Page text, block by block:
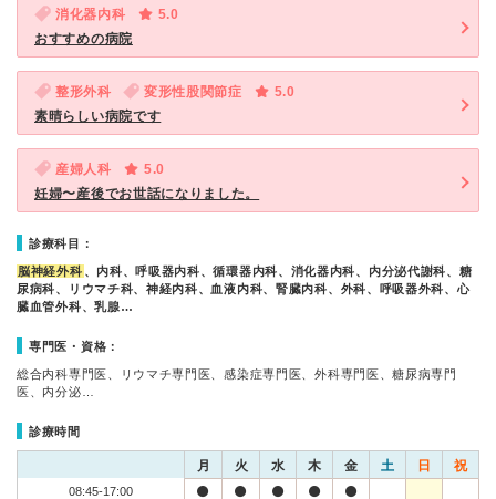
消化器内科
5.0
おすすめの病院
整形外科 変形性股関節症
5.0
素晴らしい病院です
産婦人科
5.0
妊婦〜産後でお世話になりました。
診療科目：
脳神経外科 、内科、呼吸器内科、循環器内科、消化器内科、内分泌代謝科、糖
尿病科、リウマチ科、神経内科、血液内科、腎臓内科、外科、呼吸器外科、心
臓血管外科、乳腺…
専門医・資格：
総合内科専門医、リウマチ専門医、感染症専門医、外科専門医、糖尿病専門
医、内分泌…
診療時間
月 火 水 木 金 土 日 祝
08:45-17:00